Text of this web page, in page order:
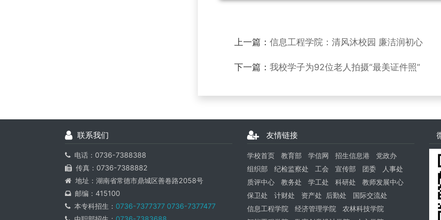
上一篇：信息工程学院：清风沐校园 廉洁润初心
下一篇：我校学子为92位老人拍摄“最美证件照”
联系我们
电话：0736-7388388
传真：0736-7388882
地址：湖南省常德市鼎城区善卷路2058号
邮编：415100
本专科招生： 0736-7377377 0736-7377477
友情链接
学校首页 教育部 学信网 招生信息港
党政办
组织部
纪检监察处 工会 宣传部 团委
人事处
质评中心
教务处 学工处 科研处
教师发展中心
保卫处
计财处 资产处 后勤处
国际交流处
信息工程学院
经济管理学院
农林科技学院